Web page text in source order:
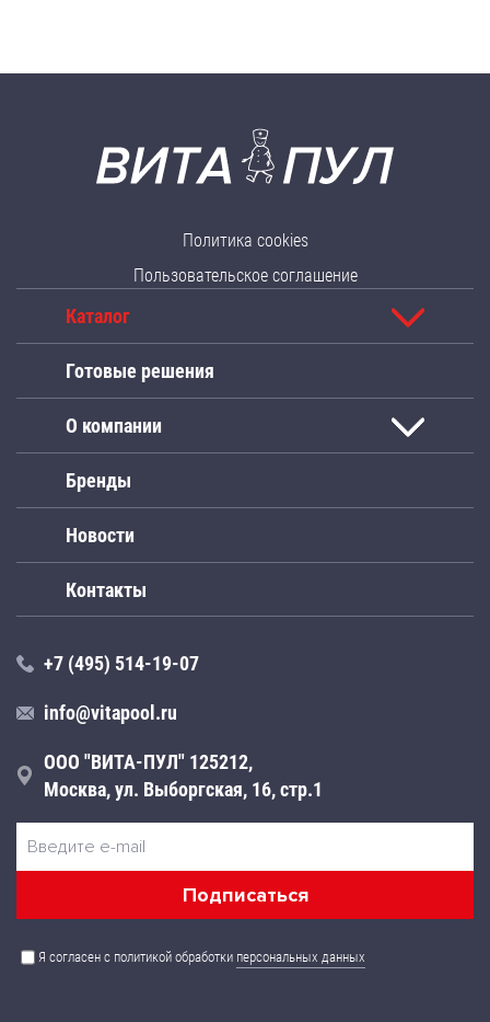
Политика cookies
Пользовательское соглашение
Каталог
Готовые решения
О компании
Бренды
Новости
Контакты
+7 (495) 514-19-07
info@vitapool.ru
ООО "ВИТА-ПУЛ" 125212,
Москва, ул. Выборгская, 16, стр.1
Я согласен с политикой обработки персональных данных